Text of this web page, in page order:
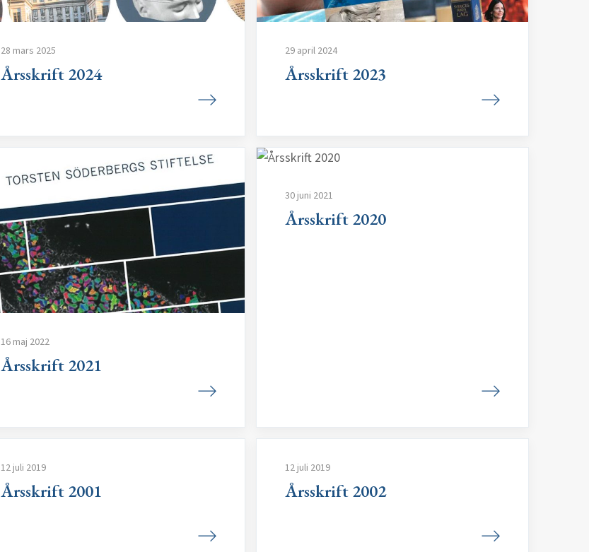
28 mars 2025
Årsskrift 2024
29 april 2024
Årsskrift 2023
16 maj 2022
Årsskrift 2021
30 juni 2021
Årsskrift 2020
12 juli 2019
Årsskrift 2001
12 juli 2019
Årsskrift 2002